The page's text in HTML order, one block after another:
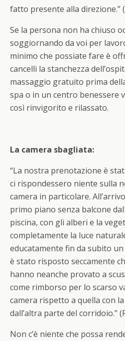
fatto presente alla direzione.”
Se la persona non ha chiuso
soggiornando da voi per
minimo che possiate fare è
cancelli la stanchezza
massaggio gratuito prima
spa o in un centro benessere
così rinvigorito e rilassato.
La camera sbagliata:
“La nostra prenotazione è
ci rispondessero niente sulla
camera in particolare.
primo piano senza balcone
piscina, con gli alberi e la
completamente la luce
educatamente fin da subito un
è stato risposto seccamente
hanno neanche provato a
come rimborso per lo scarso
camera rispetto a quella con
dall’altra parte del corridoio.”
Non c’è niente che possa